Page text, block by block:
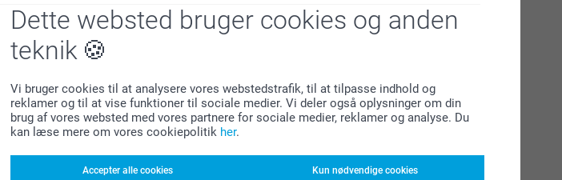
Dette websted bruger cookies og anden
teknik
Vi bruger cookies til at analysere vores webstedstrafik, til at tilpasse indhold og
reklamer og til at vise funktioner til sociale medier. Vi deler også oplysninger om din
brug af vores websted med vores partnere for sociale medier, reklamer og analyse. Du
kan læse mere om vores cookiepolitik her.
Accepter alle cookies Kun nødvendige cookies
20
9
14
Magisk krus
149,00
2 varianter